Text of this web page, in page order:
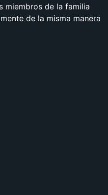
miembros de la familia
de la misma manera